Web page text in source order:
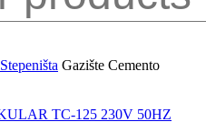
Stepeništa Gazište Cemento